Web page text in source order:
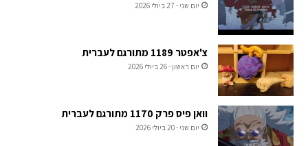
יום שני - 27 ביולי 2026
צ'אפטר 1189 מתורגם לעברית
יום ראשון - 26 ביולי 2026
וואן פיס פרק 1170 מתורגם לעברית
יום שני - 20 ביולי 2026